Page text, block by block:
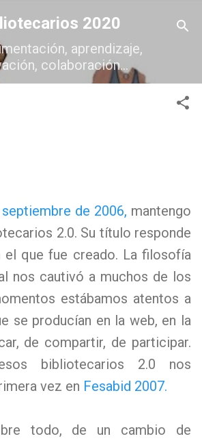
contenido principal
2020
aprendizaje,
colaboración...
de 2006, mantengo
2.0. Su título responde
el que fue creado. La filosofía
nos cautivó a muchos de los
estábamos atentos a
se producían en la web, en la
de compartir, de participar.
bibliotecarios 2.0 nos
vez en Fesabid 2007.
todo, de un cambio de